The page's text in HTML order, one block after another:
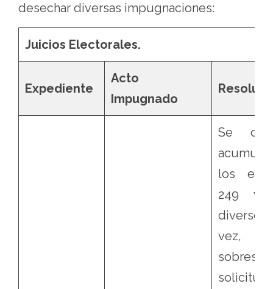
desechar diversas impugnaciones:
Juicios Electorales.
Expediente
Acto
Impugnado
Se
los
249 y
diverso